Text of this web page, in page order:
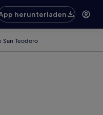
herunterladen
San Teodoro